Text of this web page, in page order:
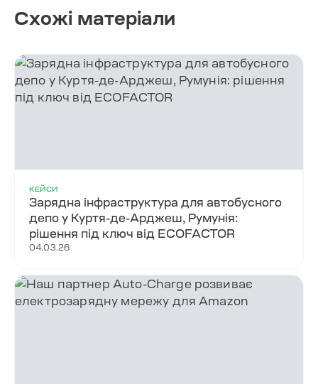
Схожі матеріали
КЕЙСИ
Зарядна інфраструктура для автобусного
депо у Куртя-де-Арджеш, Румунія:
рішення під ключ від ECOFACTOR
04.03.26